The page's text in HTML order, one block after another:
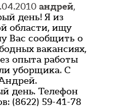
андрей,
день! Я из
области, ищу
Вас сообщить о
вакансиях,
опыта работы
уборщика. С
день. Телефон
(8622) 59-41-78